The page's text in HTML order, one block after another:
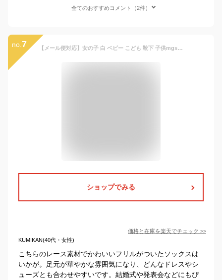
全てのおすすめコメント（2件）
no. 7 【メール便対応】女の子 白 ベビー こども 靴下 子供mgs01 フォーマル キッズ ソックス レース ホワイト9 11 12 13 14 15 16 17 18 19 20 21 22 23 24
ショップでみる
価格と在庫を楽天でチェック >>
KUMIKAN(40代・女性)
こちらのレース素材でかわいいフリルがついたソックスは
いかが。足元が華やかな雰囲気になり、どんなドレスやシ
ューズとも合わせやすいです。結婚式や発表会などにもぴ